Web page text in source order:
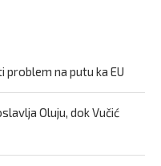
problem na putu ka EU
Oluju, dok Vučić